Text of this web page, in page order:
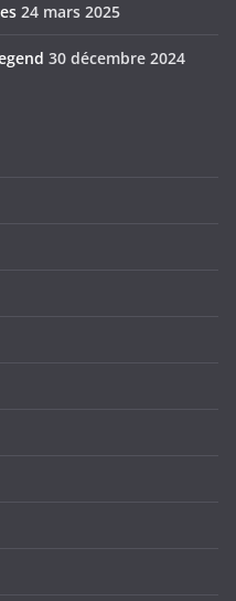
24 mars 2025
30 décembre 2024